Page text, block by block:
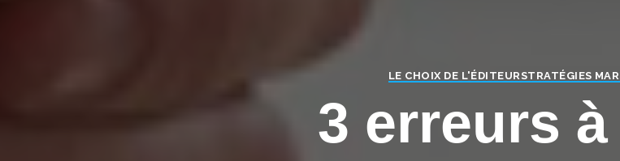
LE CHOIX DE L'ÉDITEURSTRATÉGIES
3 erreurs